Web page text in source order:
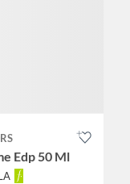
Edp 50 Ml